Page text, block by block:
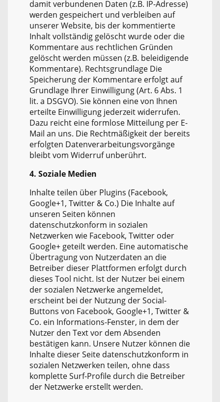
damit verbundenen Daten (z.B. IP-Adresse)
werden gespeichert und verbleiben auf
unserer Website, bis der kommentierte
Inhalt vollständig gelöscht wurde oder die
Kommentare aus rechtlichen Gründen
gelöscht werden müssen (z.B. beleidigende
Kommentare). Rechtsgrundlage Die
Speicherung der Kommentare erfolgt auf
Grundlage Ihrer Einwilligung (Art. 6 Abs. 1
lit. a DSGVO). Sie können eine von Ihnen
erteilte Einwilligung jederzeit widerrufen.
Dazu reicht eine formlose Mitteilung per E-
Mail an uns. Die Rechtmäßigkeit der bereits
erfolgten Datenverarbeitungsvorgänge
bleibt vom Widerruf unberührt.
4. Soziale Medien
Inhalte teilen über Plugins (Facebook,
Google+1, Twitter & Co.) Die Inhalte auf
unseren Seiten können
datenschutzkonform in sozialen
Netzwerken wie Facebook, Twitter oder
Google+ geteilt werden. Eine automatische
Übertragung von Nutzerdaten an die
Betreiber dieser Plattformen erfolgt durch
dieses Tool nicht. Ist der Nutzer bei einem
der sozialen Netzwerke angemeldet,
erscheint bei der Nutzung der Social-
Buttons von Facebook, Google+1, Twitter &
Co. ein Informations-Fenster, in dem der
Nutzer den Text vor dem Absenden
bestätigen kann. Unsere Nutzer können die
Inhalte dieser Seite datenschutzkonform in
sozialen Netzwerken teilen, ohne dass
komplette Surf-Profile durch die Betreiber
der Netzwerke erstellt werden.